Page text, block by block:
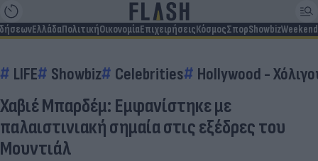
ΕλλάδαΠολιτικήΟικονομίαΕπιχειρήσειςΚόσμοςΣπορShowbizWeekend
LIFE Showbiz Celebrities Hollywood -
Χαβιέ Μπαρδέμ: Εμφανίστηκε με
παλαιστινιακή σημαία στις εξέδρες του
Μουντιάλ